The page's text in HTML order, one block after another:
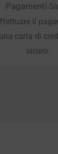
Pagamenti
il
carta di
sicuro.